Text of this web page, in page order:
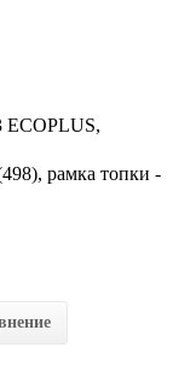
рамка топки -